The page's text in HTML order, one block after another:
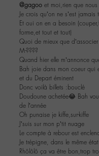
@gagoo et moi,rien que
Je crois qu’on ne s’est
Et oui on en a besoin
forme,et tout et tout)
Quoi de mieux que
M-????
Quand hier elle m’annonce
Bah joie dans mon coeur qui
et du Depart éminent
Donc voilà billets :bouclé
Doudoune achetée😂 Bah
de l’année
Oh punaise je kiffe,sur-kiffe
J’suis sur mon p’tit nuage
Le compte à rebour est
Je trépigne, dans le même
Rhôlôlô ça va être bon,trop